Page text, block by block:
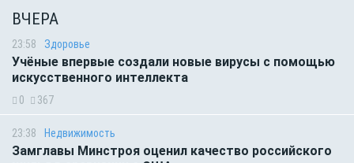
ВЧЕРА
23:58 Здоровье
Учёные впервые создали новые вирусы с помощью
искусственного интеллекта
0 367
23:38 Недвижимость
Замглавы Минстроя оценил качество российского